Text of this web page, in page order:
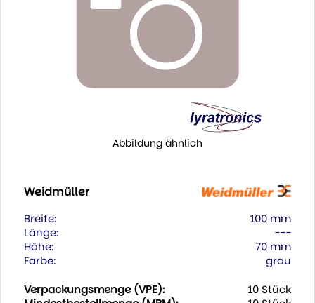
Abbildung ähnlich
Weidmüller
Breite:
100 mm
Länge:
---
Höhe:
70 mm
Farbe:
grau
Verpackungsmenge (VPE):
10 Stück